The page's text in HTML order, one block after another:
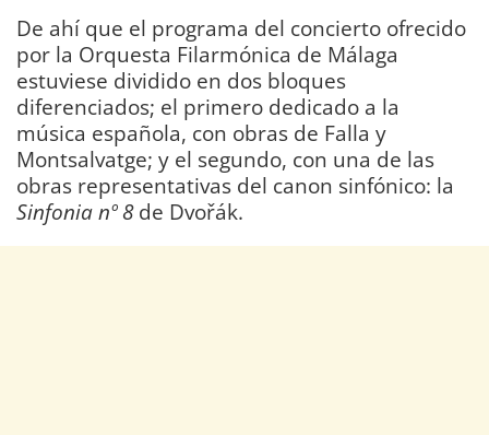
De ahí que el programa del concierto ofrecido
por la Orquesta Filarmónica de Málaga
estuviese dividido en dos bloques
diferenciados; el primero dedicado a la
música española, con obras de Falla y
Montsalvatge; y el segundo, con una de las
obras representativas del canon sinfónico: la
Sinfonia nº 8de Dvořák.